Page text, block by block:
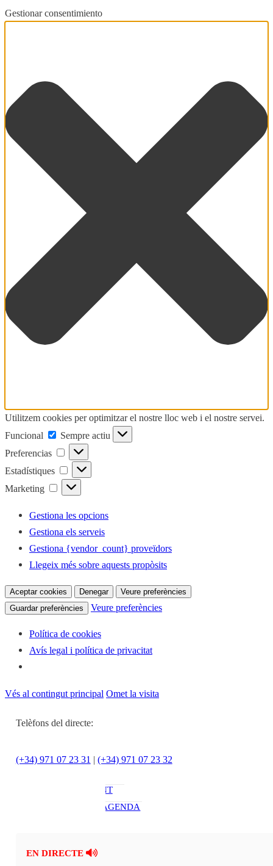
Gestionar consentimiento
Utilitzem cookies per optimitzar el nostre lloc web i el nostre servei.
Funcional
Funcional
Sempre actiu
Preferencias
Preferencias
Estadístiques
Estadístiques
Marketing
Marketing
Gestiona les opcions
Gestiona els serveis
Gestiona {vendor_count} proveïdors
Llegeix més sobre aquests propòsits
Aceptar cookies Denegar
Veure preferències
Guardar preferències
Veure preferències
Política de cookies
Avís legal i política de privacitat
Vés al contingut principal Omet la visita
Telèfons del directe:
(+34) 971 07 23 31 | (+34) 971 07 23 32
OCI
ENTREVISTES
AMBIENT
AGENDA
Programació
EN DIRECTE